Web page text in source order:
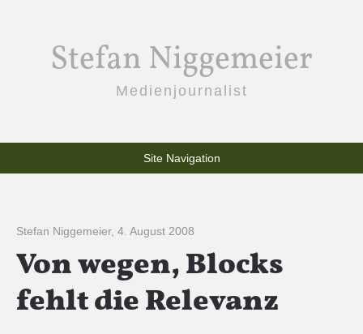
Stefan Niggemeier
Medienjournalist
Site Navigation
Stefan Niggemeier, 4. August 2008
Von wegen, Blocks
fehlt die Relevanz